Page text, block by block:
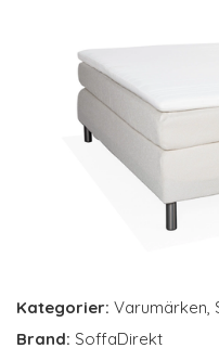
Kategorier: Varumärken,
Brand: SoffaDirekt